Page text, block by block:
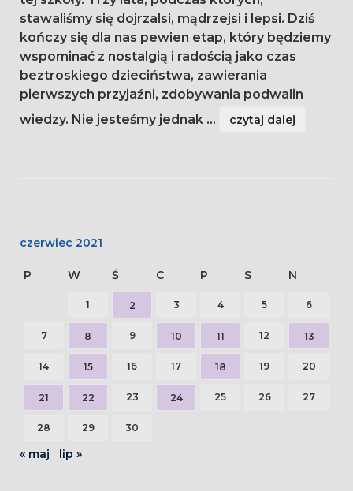
stawaliśmy się dojrzalsi, mądrzejsi i lepsi. Dziś
kończy się dla nas pewien etap, który będziemy
wspominać z nostalgią i radością jako czas
beztroskiego dzieciństwa, zawierania
pierwszych przyjaźni, zdobywania podwalin
wiedzy. Nie jesteśmy jednak ... czytaj dalej
czerwiec 2021
P W Ś C P S N
1 2 3 4 5 6
7 8 9 10 11 12 13
14 15 16 17 18 19 20
21 22 23 24 25 26 27
28 29 30
« maj lip »